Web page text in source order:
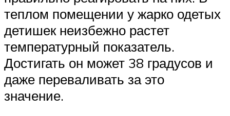
теплом помещении у жарко одетых
детишек неизбежно растет
температурный показатель.
Достигать он может 38 градусов и
даже переваливать за это
значение.